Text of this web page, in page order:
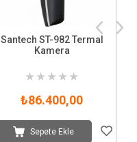
Santech ST-982 Termal
Kamera
★ ★ ★ ★ ★
₺86.400,00
Sepete Ekle